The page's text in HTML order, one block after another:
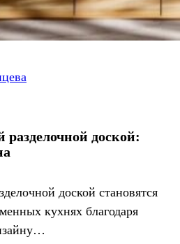
доской:
доской становятся
кухнях благодаря